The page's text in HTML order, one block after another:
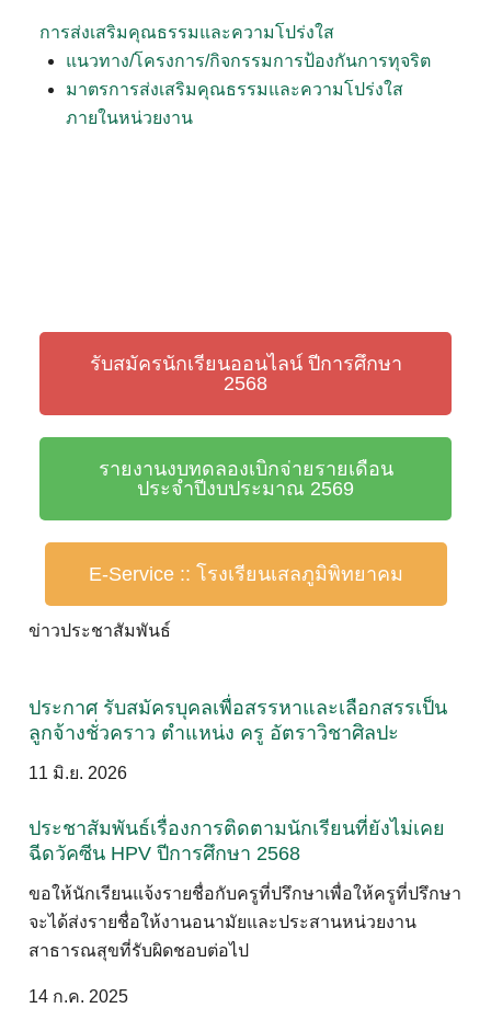
การส่งเสริมคุณธรรมและความโปร่งใส
แนวทาง/โครงการ/กิจกรรมการป้องกันการทุจริต
มาตรการส่งเสริมคุณธรรมและความโปร่งใส
ภายในหน่วยงาน
รับสมัครนักเรียนออนไลน์ ปีการศึกษา
2568
รายงานงบทดลองเบิกจ่ายรายเดือน
ประจำปีงบประมาณ 2569
E-Service :: โรงเรียนเสลภูมิพิทยาคม
ข่าวประชาสัมพันธ์
ประกาศ รับสมัครบุคลเพื่อสรรหาและเลือกสรรเป็น
ลูกจ้างชั่วคราว ตำแหน่ง ครู อัตราวิชาศิลปะ
11 มิ.ย. 2026
ประชาสัมพันธ์เรื่องการติดตามนักเรียนที่ยังไม่เคย
ฉีดวัคซีน HPV ปีการศึกษา 2568
ขอให้นักเรียนแจ้งรายชื่อกับครูที่ปรึกษาเพื่อให้ครูที่ปรึกษา
จะได้ส่งรายชื่อให้งานอนามัยและประสานหน่วยงาน
สาธารณสุขที่รับผิดชอบต่อไป
14 ก.ค. 2025